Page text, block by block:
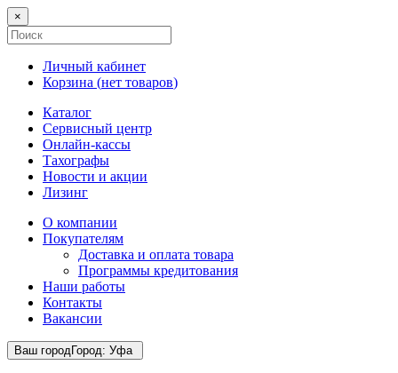
×
Личный кабинет
Корзина (нет товаров)
Каталог
Сервисный центр
Онлайн-кассы
Тахографы
Новости и акции
Лизинг
О компании
Покупателям
Доставка и оплата товара
Программы кредитования
Наши работы
Контакты
Вакансии
Ваш городГород: Уфа